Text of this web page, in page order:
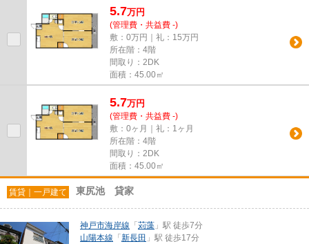
5.7万円
(管理費・共益費 -)
敷：0万円｜礼：15万円
所在階：4階
間取り：2DK
面積：45.00㎡
5.7万円
(管理費・共益費 -)
敷：0ヶ月｜礼：1ヶ月
所在階：4階
間取り：2DK
面積：45.00㎡
賃貸｜一戸建て 東尻池 貸家
神戸市海岸線 「 苅藻 」駅 徒歩7分
山陽本線 「 新長田 」駅 徒歩17分